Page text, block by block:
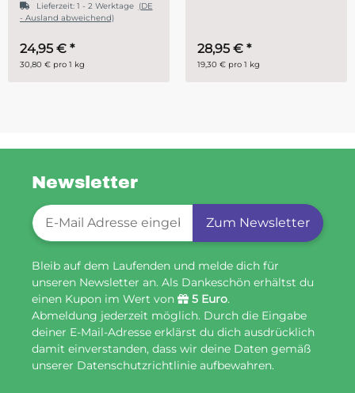
28,95 €
19,30 € pro 1 kg
ab
29,90 € pro 1 kg
Newsletter
Newsletter-Registrierung
Zum Newsletter
Bleib auf dem Laufenden und melde dich für
unseren Newsletter an. Als Dankeschön erhältst du
einen Kupon im Wert von
5 Euro.
Abmeldung jederzeit möglich. Durch die Eingabe
deiner E-Mail-Adresse erklärst du dich ausdrücklich
damit einverstanden, dass wir deine Daten gemäß
unserer Datenschutzrichtlinie aufbewahren.